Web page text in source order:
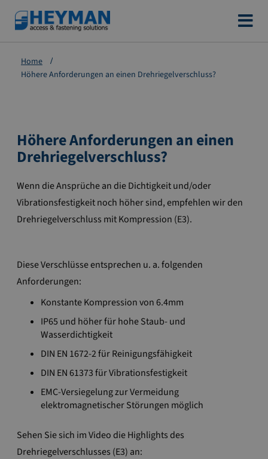
Zum
Inhalt
Home
Höhere Anforderungen an einen Drehriegelverschluss?
Höhere Anforderungen an einen
Drehriegelverschluss?
Wenn die Ansprüche an die Dichtigkeit und/oder
Vibrationsfestigkeit noch höher sind, empfehlen wir den
Drehriegelverschluss mit Kompression (E3).
Diese Verschlüsse entsprechen u. a. folgenden
Anforderungen:
Konstante Kompression von 6.4mm
IP65 und höher für hohe Staub- und
Wasserdichtigkeit
DIN EN 1672-2 für Reinigungsfähigkeit
DIN EN 61373 für Vibrationsfestigkeit
EMC-Versiegelung zur Vermeidung
elektromagnetischer Störungen möglich
Sehen Sie sich im Video die Highlights des
Drehriegelverschlusses (E3) an: